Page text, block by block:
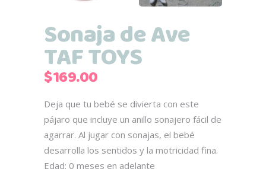
Sonaja de Ave
TAF TOYS
$169.00
Deja que tu bebé se divierta con este
pájaro que incluye un anillo sonajero fácil de
agarrar. Al jugar con sonajas, el bebé
desarrolla los sentidos y la motricidad fina.
Edad: 0 meses en adelante